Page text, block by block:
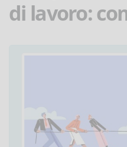
di lavoro: